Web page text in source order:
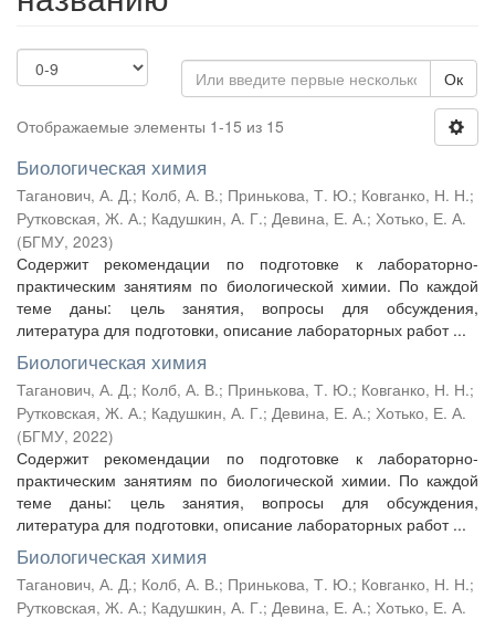
Ок
Отображаемые элементы 1-15 из 15
Биологическая химия
Таганович, А. Д.; Колб, А. В.; Принькова, Т. Ю.; Ковганко, Н. Н.;
Рутковская, Ж. А.; Кадушкин, А. Г.; Девина, Е. А.; Хотько, Е. А.
(БГМУ, 2023)
Содержит рекомендации по подготовке к лабораторно-
практическим занятиям по биологической химии. По каждой
теме даны: цель занятия, вопросы для обсуждения,
литература для подготовки, описание лабораторных работ ...
Биологическая химия
Таганович, А. Д.; Колб, А. В.; Принькова, Т. Ю.; Ковганко, Н. Н.;
Рутковская, Ж. А.; Кадушкин, А. Г.; Девина, Е. А.; Хотько, Е. А.
(БГМУ, 2022)
Содержит рекомендации по подготовке к лабораторно-
практическим занятиям по биологической химии. По каждой
теме даны: цель занятия, вопросы для обсуждения,
литература для подготовки, описание лабораторных работ ...
Биологическая химия
Таганович, А. Д.; Колб, А. В.; Принькова, Т. Ю.; Ковганко, Н. Н.;
Рутковская, Ж. А.; Кадушкин, А. Г.; Девина, Е. А.; Хотько, Е. А.